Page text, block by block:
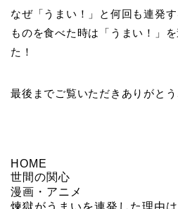
なぜ「うまい！」と何回も連発
ものを食べた時は「うまい！」
た！
最後までご覧いただきありがとう
HOME
世間の関心
漫画・アニメ